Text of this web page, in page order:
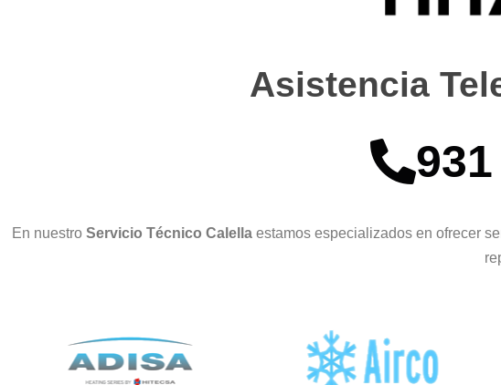
Asistencia
En nuestro Servicio Técnico Calella estamos especializados en ofrecer